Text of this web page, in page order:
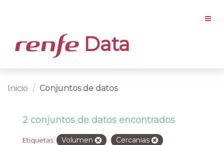
Data
Inicio Conjuntos de datos
2 conjuntos de datos encontrados
Etiquetas: Volumen
Cercanias